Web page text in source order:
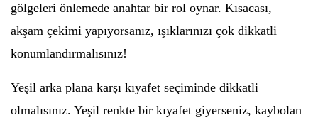
gölgeleri önlemede anahtar bir rol oynar. Kısacası,
akşam çekimi yapıyorsanız, ışıklarınızı çok dikkatli
konumlandırmalısınız!
Yeşil arka plana karşı kıyafet seçiminde dikkatli
olmalısınız. Yeşil renkte bir kıyafet giyerseniz, kaybolan